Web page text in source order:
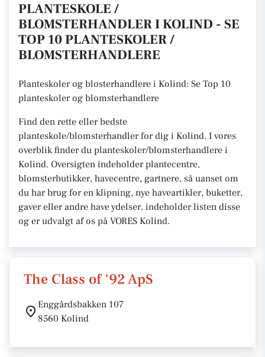
PLANTESKOLE /
BLOMSTERHANDLER I KOLIND - SE
TOP 10 PLANTESKOLER /
BLOMSTERHANDLERE
Planteskoler og blosterhandlere i Kolind: Se Top 10
planteskoler og blomsterhandlere
Find den rette eller bedste
planteskole/blomsterhandler for dig i Kolind. I vores
overblik finder du planteskoler/blomsterhandlere i
Kolind. Oversigten indeholder plantecentre,
blomsterbutikker, havecentre, gartnere, så uanset om
du har brug for en klipning, nye haveartikler, buketter,
gaver eller andre have ydelser, indeholder listen disse
og er udvalgt af os på VORES Kolind.
The Class of '92 ApS
Enggårdsbakken 107
8560 Kolind